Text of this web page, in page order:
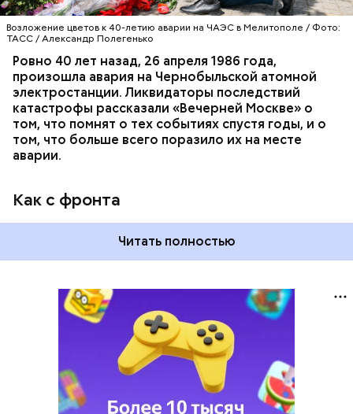
Возложение цветов к 40-летию аварии на ЧАЭС в Мелитополе / Фото:
ТАСС / Александр Полегенько
Ровно 40 лет назад, 26 апреля 1986 года,
произошла авария на Чернобыльской атомной
электростанции. Ликвидаторы последствий
катастрофы рассказали «Вечерней Москве» о
том, что помнят о тех событиях спустя годы, и о
том, что больше всего поразило их на месте
аварии.
Как с фронта
Читать полностью